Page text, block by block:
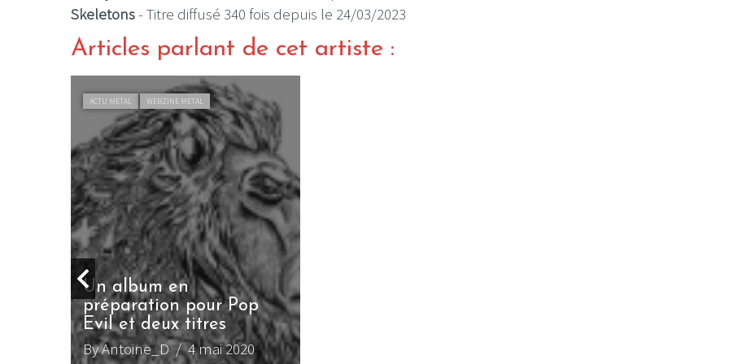
Skeletons- Titre diffusé 340 fois depuis le 24/03/2023
Articles parlant de cet artiste :
ACTU METAL WEBZINE METAL
Un album en
préparation pour Pop
Evil et deux titres
By Antoine_D/ 4 mai 2020